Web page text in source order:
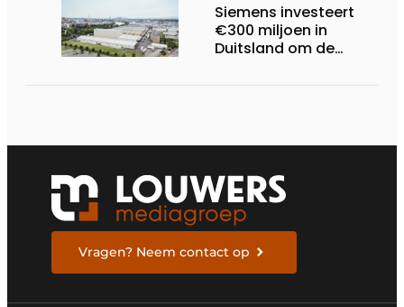
Siemens investeert
€300 miljoen in
Duitsland om de
Vragen? Neem contact op